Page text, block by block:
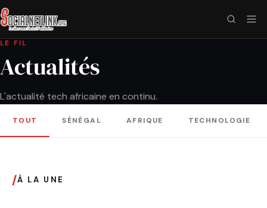
LE FIL
Actualités
L'actualité tech africaine en continu.
TOUT SÉNÉGAL AFRIQUE TECHNOLOGIE
/À LA UNE